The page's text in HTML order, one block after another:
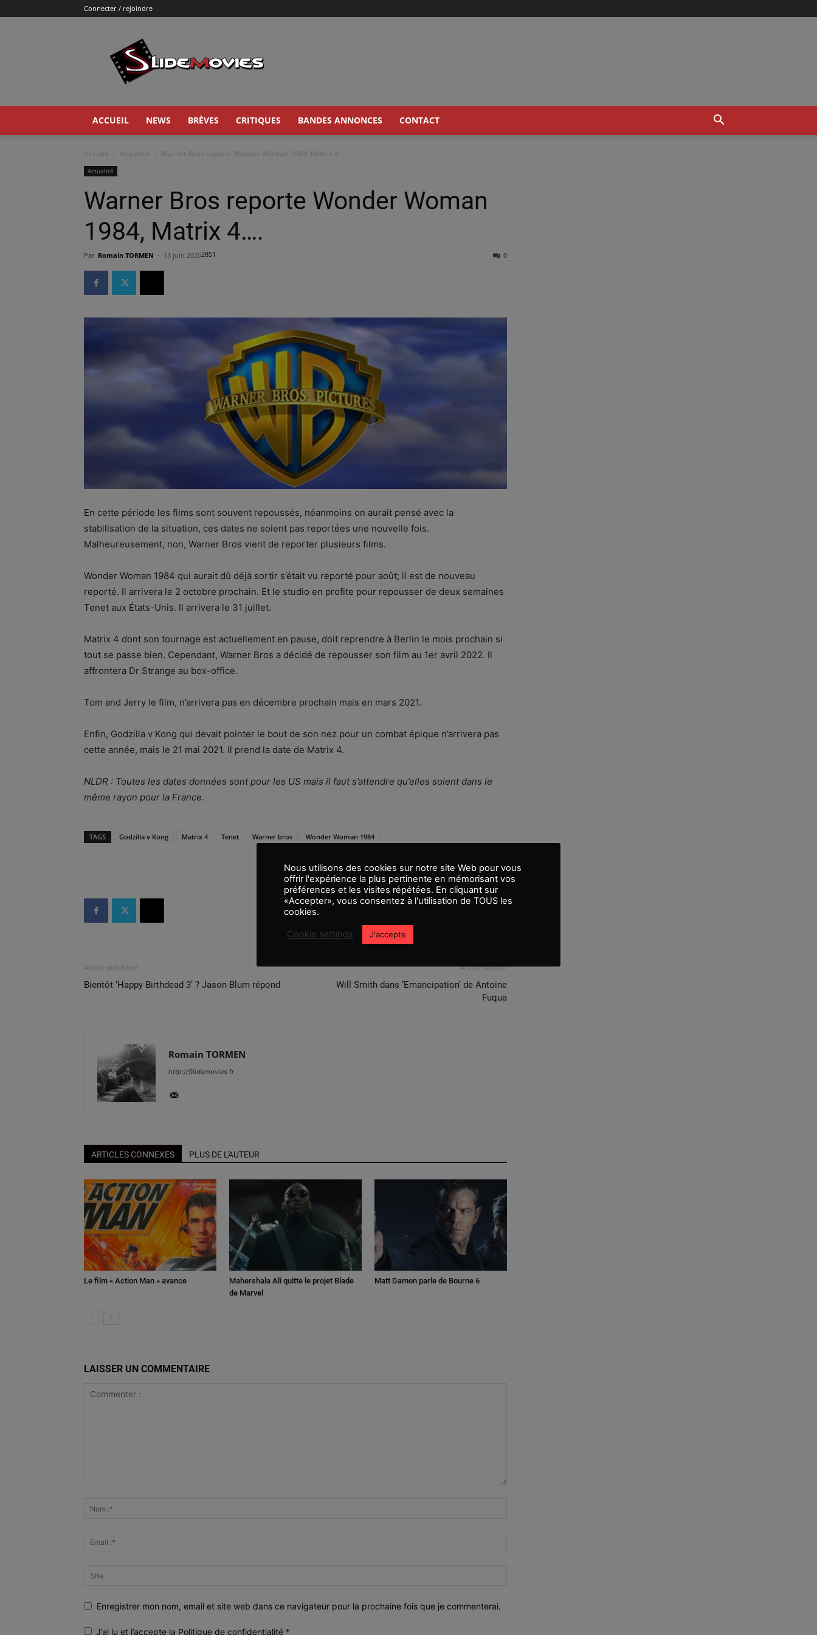
Connecter / rejoindre
ACCUEIL NEWS BRÈVES CRITIQUES BANDES ANNONCES CONTACT
Accueil Actualité Warner Bros reporte Wonder Woman 1984, Matrix 4….
Actualité
Warner Bros reporte Wonder Woman
1984, Matrix 4….
Par Romain TORMEN - 13 juin 2020 0
2851
En cette période les films sont souvent repoussés, néanmoins on aurait pensé avec la
stabilisation de la situation, ces dates ne soient pas reportées une nouvelle fois.
Malheureusement, non, Warner Bros vient de reporter plusieurs films.
Wonder Woman 1984 qui aurait dû déjà sortir s’était vu reporté pour août; il est de nouveau
reporté. Il arrivera le 2 octobre prochain. Et le studio en profite pour repousser de deux semaines
Tenet aux États-Unis. Il arrivera le 31 juillet.
Matrix 4 dont son tournage est actuellement en pause, doit reprendre à Berlin le mois prochain si
tout se passe bien. Cependant, Warner Bros a décidé de repousser son film au 1er avril 2022. Il
affrontera Dr Strange au box-office.
Tom and Jerry le film, n’arrivera pas en décembre prochain mais en mars 2021.
Enfin, Godzilla v Kong qui devait pointer le bout de son nez pour un combat épique n’arrivera pas
cette année, mais le 21 mai 2021. Il prend la date de Matrix 4.
NLDR : Toutes les dates données sont pour les US mais il faut s’attendre qu’elles soient dans le
même rayon pour la France.
TAGS Godzilla v Kong Matrix 4 Tenet Warner bros Wonder Woman 1984
Article précédent
Bientôt ‘Happy Birthdead 3’ ? Jason Blum répond
Article suivant
Will Smith dans ‘Emancipation’ de Antoine
Fuqua
Romain TORMEN
http://Slidemovies.fr
ARTICLES CONNEXES PLUS DE L'AUTEUR
Le film « Action Man » avance
Mahershala Ali quitte le projet Blade
de Marvel
Matt Damon parle de Bourne 6
LAISSER UN COMMENTAIRE
Enregistrer mon nom, email et site web dans ce navigateur pour la prochaine fois que je commenterai.
J’ai lu et j’accepte la Politique de confidentialité *
Nous utilisons des cookies sur notre site Web pour vous
offrir l'expérience la plus pertinente en mémorisant vos
préférences et les visites répétées. En cliquant sur
«Accepter», vous consentez à l'utilisation de TOUS les
cookies.
Cookie settings J'accepte